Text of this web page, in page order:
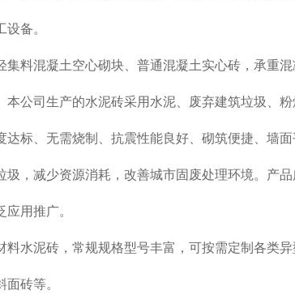
备。
集料混凝土空心砌块、普通混凝土实心砖，承重
本公司生产的水泥砖采用水泥、废弃建筑垃圾、
达标、无需烧制、抗震性能良好、砌筑便捷、墙
圾，减少资源消耗，改善城市固废处理环境。产
用推广。
料水泥砖，常规规格型号丰富，可按需定制各类
砖等。